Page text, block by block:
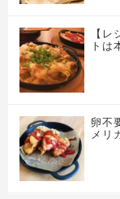
【
トは
卵不
メリ